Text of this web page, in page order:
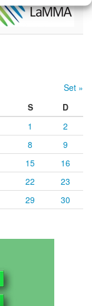
Set »
S
D
1
2
8
9
15
16
22
23
29
30